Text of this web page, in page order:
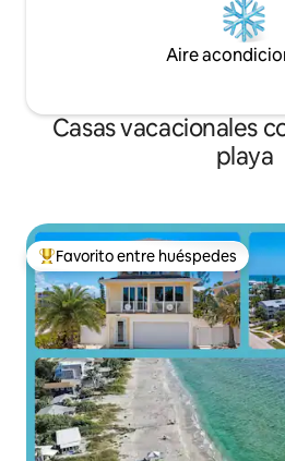
Aire
Casas vacacionales
playa
Favorito entre huéspedes preferido
Favorito entre huéspedes